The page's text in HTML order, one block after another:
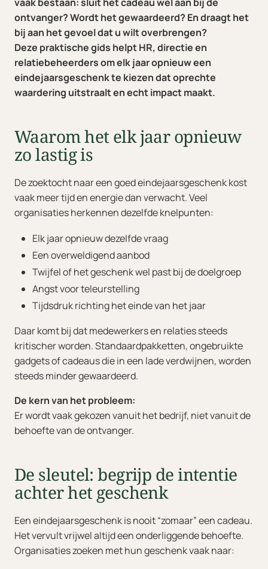
ontvanger? Wordt het gewaardeerd? En draagt het
bij aan het gevoel dat u wilt overbrengen?
Deze praktische gids helpt HR, directie en
relatiebeheerders om elk jaar opnieuw een
eindejaarsgeschenk te kiezen dat oprechte
waardering uitstraalt en echt impact maakt.
Waarom het elk jaar opnieuw
zo lastig is
De zoektocht naar een goed eindejaarsgeschenk kost
vaak meer tijd en energie dan verwacht. Veel
organisaties herkennen dezelfde knelpunten:
Elk jaar opnieuw dezelfde vraag
Een overweldigend aanbod
Twijfel of het geschenk wel past bij de doelgroep
Angst voor teleurstelling
Tijdsdruk richting het einde van het jaar
Daar komt bij dat medewerkers en relaties steeds
kritischer worden. Standaardpakketten, ongebruikte
gadgets of cadeaus die in een lade verdwijnen, worden
steeds minder gewaardeerd.
De kern van het probleem:
Er wordt vaak gekozen vanuit het bedrijf, niet vanuit de
behoefte van de ontvanger.
De sleutel: begrijp de intentie
achter het geschenk
Een eindejaarsgeschenk is nooit “zomaar” een cadeau.
Het vervult vrijwel altijd een onderliggende behoefte.
Organisaties zoeken met hun geschenk vaak naar: